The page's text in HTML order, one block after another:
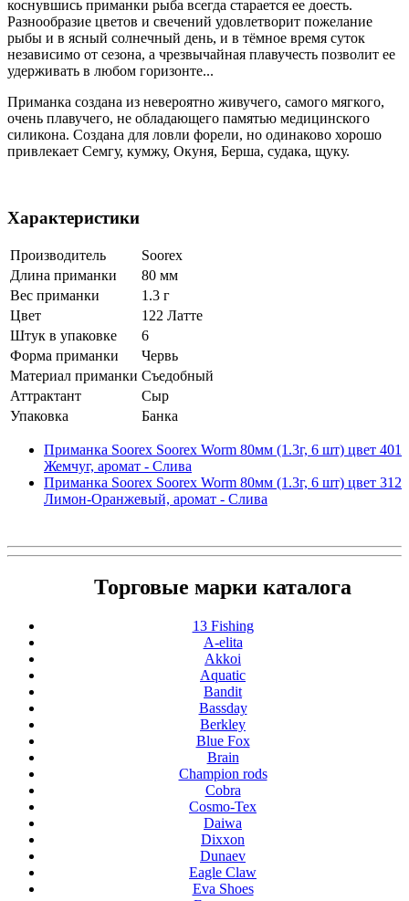
коснувшись приманки рыба всегда старается ее доесть.
Разнообразие цветов и свечений удовлетворит пожелание
рыбы и в ясный солнечный день, и в тёмное время суток
независимо от сезона, а чрезвычайная плавучесть позволит ее
удерживать в любом горизонте...
Приманка создана из невероятно живучего, самого мягкого,
очень плавучего, не обладающего памятью медицинского
силикона. Создана для ловли форели, но одинаково хорошо
привлекает Семгу, кумжу, Окуня, Берша, судака, щуку.
Характеристики
Производитель
Soorex
Длина приманки
80 мм
Вес приманки
1.3 г
Цвет
122 Латте
Штук в упаковке
6
Форма приманки
Червь
Материал приманки Съедобный
Аттрактант
Сыр
Упаковка
Банка
Приманка Soorex Soorex Worm 80мм (1.3г, 6 шт) цвет 401
Жемчуг, аромат - Слива
Приманка Soorex Soorex Worm 80мм (1.3г, 6 шт) цвет 312
Лимон-Оранжевый, аромат - Слива
Торговые марки каталога
13 Fishing
A-elita
Akkoi
Aquatic
Bandit
Bassday
Berkley
Blue Fox
Brain
Champion rods
Cobra
Cosmo-Tex
Daiwa
Dixxon
Dunaev
Eagle Claw
Eva Shoes